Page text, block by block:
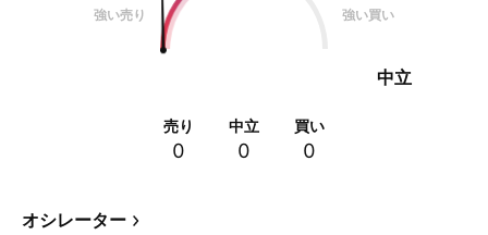
強い売り 強い買い
中立
売り
0
中立
0
買い
0
オシレーター